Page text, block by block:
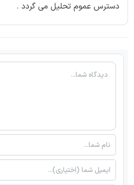
دسترس عموم تحلیل می گردد .